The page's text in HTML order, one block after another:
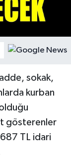
sokak,
kurban
olduğu
gösterenler
TL idari